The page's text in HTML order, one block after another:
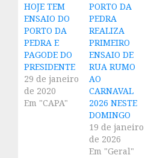
HOJE TEM
ENSAIO DO
PORTO DA
PEDRA E
PAGODE DO
PRESIDENTE
29 de janeiro
de 2020
Em "CAPA"
PORTO DA
PEDRA
REALIZA
PRIMEIRO
ENSAIO DE
RUA RUMO
AO
CARNAVAL
2026 NESTE
DOMINGO
19 de janeiro
de 2026
Em "Geral"